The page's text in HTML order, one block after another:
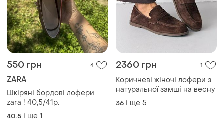
550 грн 4
ZARA
Шкіряні бордові лофери
zara ! 40,5/41p.
40.5 і ще 1
2360 грн 1
Коричневі жіночі лофери з
натуральної замші на весну
36 і ще 5